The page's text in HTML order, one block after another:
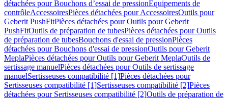
détachées pour Bouchons d’essai de pressionÉquipements de
contrôleAccessoiresPièces détachées pour AccessoiresOutils pour
Geberit PushFitPièces détachées pour Outils pour Geberit
PushFitOutils de préparation de tubesPièces détachées pour Outils
de préparation de tubesBouchons d'essai de pressionPièces
détachées pour Bouchons d'essai de pressionOutils pour Geberit
MeplaPièces détachées pour Outils pour Geberit MeplaOutils de
sertissage manuelPièces détachées pour Outils de sertissage
manuelSertisseuses compatibilité [1]Pièces détachées pour
Sertisseuses compatibilité [1]Sertisseuses compatibilité [2]Pièces
détachées pour Sertisseuses compatibilité [2]Outils de préparation de